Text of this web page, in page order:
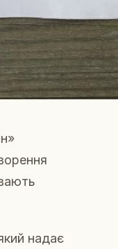
надає